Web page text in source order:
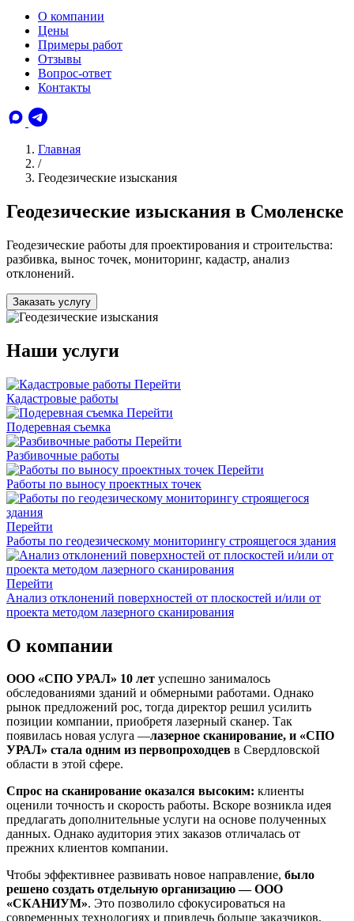
О компании
Цены
Примеры работ
Отзывы
Вопрос-ответ
Контакты
Главная
/
Геодезические изыскания
Геодезические изыскания в Смоленске
Геодезические работы для проектирования и строительства:
разбивка, вынос точек, мониторинг, кадастр, анализ
отклонений.
Заказать услугу
Наши услуги
Перейти
Кадастровые работы
Перейти
Подеревная съемка
Перейти
Разбивочные работы
Перейти
Работы по выносу проектных точек
Перейти
Работы по геодезическому мониторингу строящегося здания
Перейти
Анализ отклонений поверхностей от плоскостей и/или от
проекта методом лазерного сканирования
О компании
ООО «СПО УРАЛ» 10 лет успешно занималось
обследованиями зданий и обмерными работами. Однако
рынок предложений рос, тогда директор решил усилить
позиции компании, приобретя лазерный сканер. Так
появилась новая услуга —лазерное сканирование, и «СПО
УРАЛ» стала одним из первопроходцев в Свердловской
области в этой сфере.
Спрос на сканирование оказался высоким: клиенты
оценили точность и скорость работы. Вскоре возникла идея
предлагать дополнительные услуги на основе полученных
данных. Однако аудитория этих заказов отличалась от
прежних клиентов компании.
Чтобы эффективнее развивать новое направление, было
решено создать отдельную организацию — ООО
«СКАНИУМ». Это позволило сфокусироваться на
современных технологиях и привлечь больше заказчиков,